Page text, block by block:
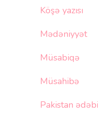
Köşə yazısı
Mədəniyyət
Müsabiqə
Müsahibə
Pakistan